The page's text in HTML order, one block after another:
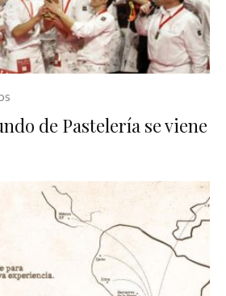
de Pastelería se viene